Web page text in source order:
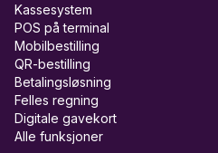
Kassesystem
POS på terminal
Mobilbestilling
QR-bestilling
Betalingsløsning
Felles regning
Digitale gavekort
Alle funksjoner